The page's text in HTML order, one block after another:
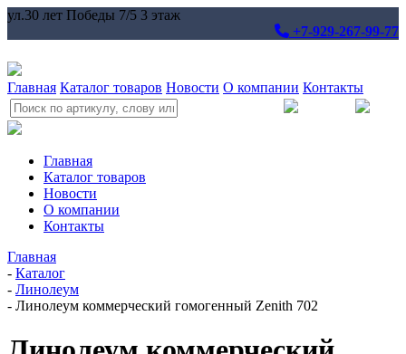
ул.30 лет Победы 7/5 3 этаж
+7-929-267-99-77
Главная Каталог товаров Новости О компании Контакты
Главная
Каталог товаров
Новости
О компании
Контакты
Главная
- Каталог
- Линолеум
- Линолеум коммерческий гомогенный Zenith 702